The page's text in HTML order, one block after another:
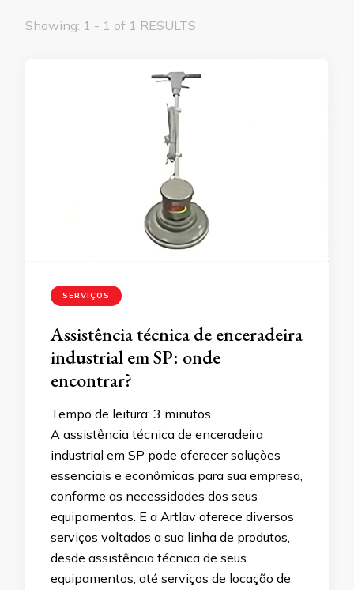
Showing: 1 - 1 of 1 RESULTS
SERVIÇOS
Assistência técnica de enceradeira
industrial em SP: onde
encontrar?
Tempo de leitura: 3 minutos
A assistência técnica de enceradeira
industrial em SP pode oferecer soluções
essenciais e econômicas para sua empresa,
conforme as necessidades dos seus
equipamentos. E a Artlav oferece diversos
serviços voltados a sua linha de produtos,
desde assistência técnica de seus
equipamentos, até serviços de locação de